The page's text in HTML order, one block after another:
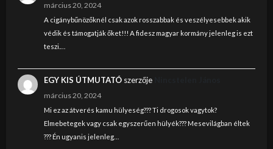
március 20, 2024
A cigánybűnözőknél csak azok rosszabbak és veszélyesebbek akik
védik és támogatják őket!!! A fidesz magyar kormány jelenleg is ezt
teszi.…
EGY KIS ÚTMUTATÓszerzője
március 20, 2024
Mi ez az átverés kamu hülyeség??? Ti drogosok vagytok?
Elmebetegek vagy csak egyszerűen hülyék??? Mesevilágban éltek
??? Én ugyanis jelenleg…